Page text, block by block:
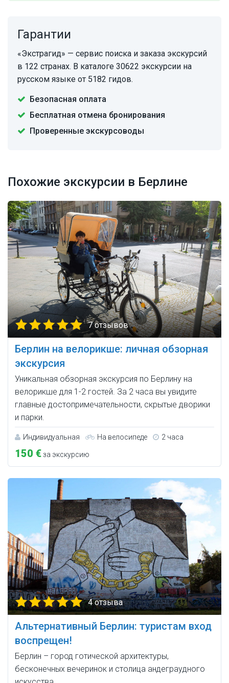
Гарантии
«Экстрагид» — сервис поиска и заказа экскурсий
в 122 странах. В каталоге 30622 экскурсии на
русском языке от 5182 гидов.
Безопасная оплата
Бесплатная отмена бронирования
Проверенные экскурсоводы
Похожие экскурсии в Берлине
7 отзывов
Берлин на велорикше: личная обзорная
экскурсия
Уникальная обзорная экскурсия по Берлину на
велорикше для 1-2 гостей. За 2 часа вы увидите
главные достопримечательности, скрытые дворики
и парки.
Индивидуальная На велосипеде 2 часа
150 €за экскурсию
4 отзыва
Альтернативный Берлин: туристам вход
воспрещен!
Берлин – город готической архитектуры,
бесконечных вечеринок и столица андеграудного